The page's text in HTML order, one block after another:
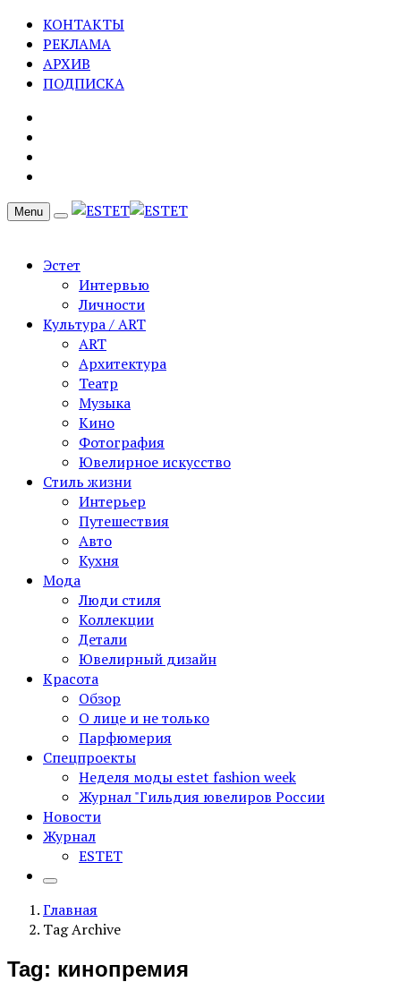
КОНТАКТЫ
РЕКЛАМА
АРХИВ
ПОДПИСКА
Menu
Эстет
Интервью
Личности
Культура / ART
ART
Архитектура
Театр
Музыка
Кино
Фотография
Ювелирное искусство
Стиль жизни
Интерьер
Путешествия
Авто
Кухня
Мода
Люди стиля
Коллекции
Детали
Ювелирный дизайн
Красота
Обзор
О лице и не только
Парфюмерия
Спецпроекты
Неделя моды estet fashion week
Журнал "Гильдия ювелиров России
Новости
Журнал
ESTET
Главная
Tag Archive
Tag: кинопремия